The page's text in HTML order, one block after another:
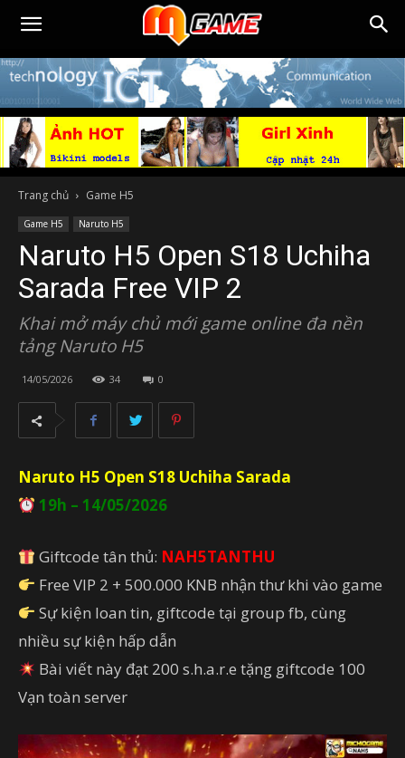
Trang chủ Game H5
Game H5 Naruto H5
Naruto H5 Open S18 Uchiha
Sarada Free VIP 2
Khai mở máy chủ mới game online đa nền
tảng Naruto H5
14/05/2026 34 0
Naruto H5 Open S18 Uchiha Sarada
19h – 14/05/2026
Giftcode tân thủ: NAH5TANTHU
Free VIP 2 + 500.000 KNB nhận thư khi vào game
Sự kiện loan tin, giftcode tại group fb, cùng
nhiều sự kiện hấp dẫn
Bài viết này đạt 200 s.h.a.r.e tặng giftcode 100
Vạn toàn server